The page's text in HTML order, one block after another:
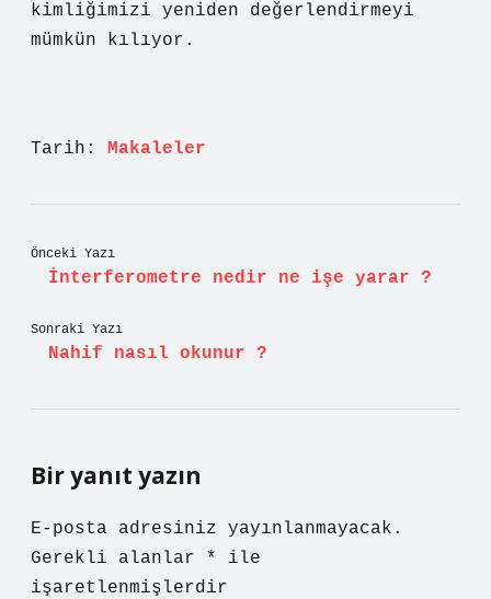
kimliğimizi yeniden değerlendirmeyi
mümkün kılıyor.
Tarih: Makaleler
Önceki Yazı
İnterferometre nedir ne işe yarar ?
Sonraki Yazı
Nahif nasıl okunur ?
Bir yanıt yazın
E-posta adresiniz yayınlanmayacak.
Gerekli alanlar
*
ile
işaretlenmişlerdir